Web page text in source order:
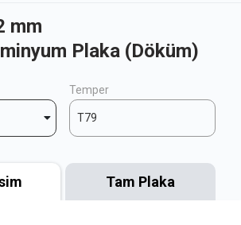
mm
Plaka (Döküm)
Temper
T79
Tam Plaka